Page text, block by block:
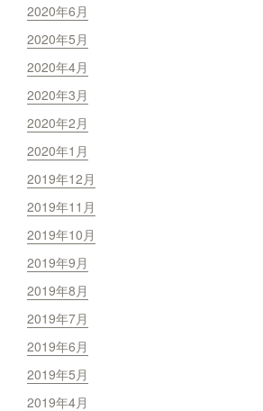
2020年6月
2020年5月
2020年4月
2020年3月
2020年2月
2020年1月
2019年12月
2019年11月
2019年10月
2019年9月
2019年8月
2019年7月
2019年6月
2019年5月
2019年4月